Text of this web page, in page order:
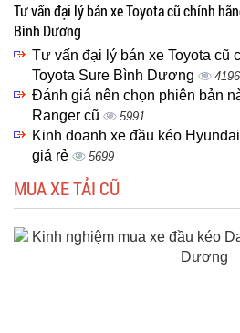
Tư vấn đại lý bán xe Toyota cũ chính
Bình Dương
Tư vấn đại lý bán xe Toyota cũ
Toyota Sure Bình Dương
4196
Đánh giá nên chọn phiên bản
Ranger cũ
5991
Kinh doanh xe đầu kéo
giá rẻ
5699
MUA XE TẢI CŨ